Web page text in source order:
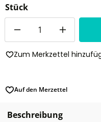
Stück
Zum Merkzettel
Auf den Merzettel
Beschreibung